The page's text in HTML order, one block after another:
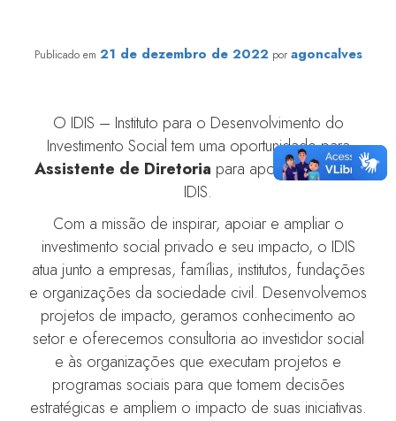
Publicado em 21 de dezembro de 2022 por agoncalves
O IDIS – Instituto para o Desenvolvimento do
Investimento Social tem uma oportunidade para
Assistente de Diretoria para apoiar a CEO do
IDIS.
Com a missão de inspirar, apoiar e ampliar o
investimento social privado e seu impacto, o IDIS
atua junto a empresas, famílias, institutos, fundações
e organizações da sociedade civil. Desenvolvemos
projetos de impacto, geramos conhecimento ao
setor e oferecemos consultoria ao investidor social
e às organizações que executam projetos e
programas sociais para que tomem decisões
estratégicas e ampliem o impacto de suas iniciativas.